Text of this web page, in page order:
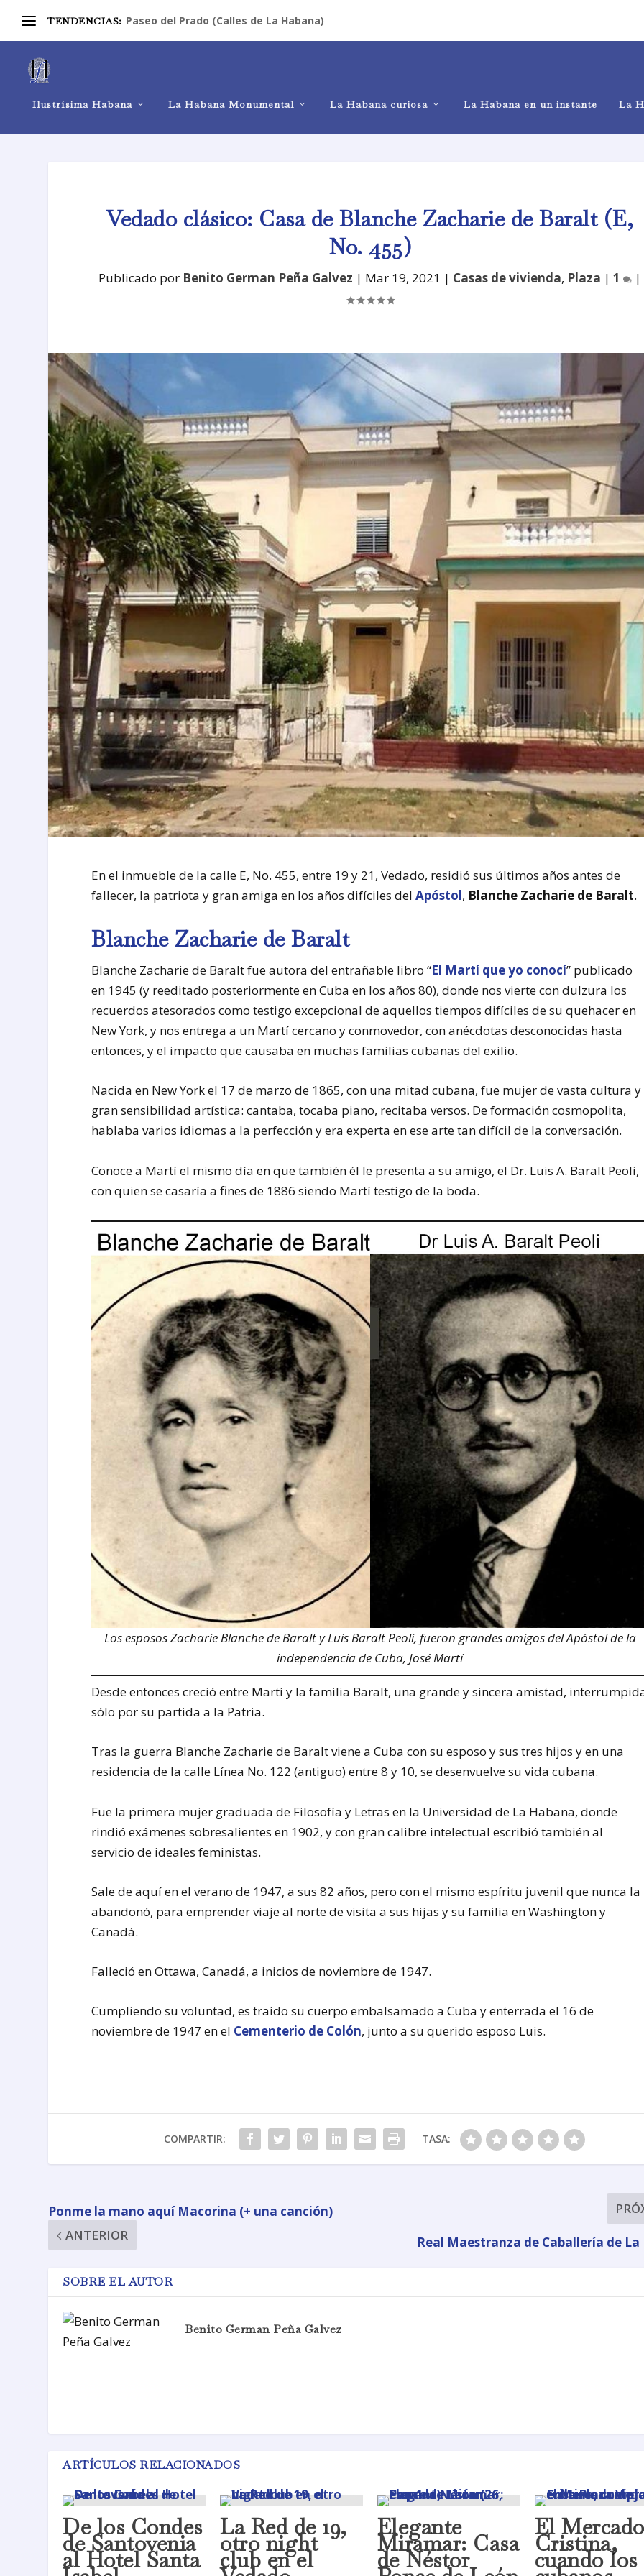
TENDENCIAS: Paseo del Prado (Calles de La Habana)
Ilustrísima Habana La Habana Monumental La Habana curiosa La Habana en un instante La
Vedado clásico: Casa de Blanche Zacharie de Baralt (E,
No. 455)
Publicado por Benito German Peña Galvez | Mar 19, 2021 | Casas de vivienda, Plaza |1 |
En el inmueble de la calle E, No. 455, entre 19 y 21, Vedado, residió sus últimos años antes de
fallecer, la patriota y gran amiga en los años difíciles delApóstol, Blanche Zacharie de Baralt.
Blanche Zacharie de Baralt
Blanche Zacharie de Baralt fue autora del entrañable libro “El Martí que yo conocí” publicado
en 1945 (y reeditado posteriormente en Cuba en los años 80), donde nos vierte con dulzura los
recuerdos atesorados como testigo excepcional de aquellos tiempos difíciles de su quehacer en
New York, y nos entrega a un Martí cercano y conmovedor, con anécdotas desconocidas hasta
entonces, y el impacto que causaba en muchas familias cubanas del exilio.
Nacida en New York el 17 de marzo de 1865, con una mitad cubana, fue mujer de vasta cultura y
gran sensibilidad artística: cantaba, tocaba piano, recitaba versos. De formación cosmopolita,
hablaba varios idiomas a la perfección y era experta en ese arte tan difícil de la conversación.
Conoce a Martí el mismo día en que también él le presenta a su amigo, el Dr. Luis A. Baralt Peoli,
con quien se casaría a fines de 1886 siendo Martí testigo de la boda.
Los esposos Zacharie Blanche de Baralt y Luis Baralt Peoli, fueron grandes amigos del Apóstol de la
independencia de Cuba, José Martí
Desde entonces creció entre Martí y la familia Baralt, una grande y sincera amistad,
sólo por su partida a la Patria.
Tras la guerra Blanche Zacharie de Baralt viene a Cuba con su esposo y sus tres hijos y en una
residencia de la calle Línea No. 122 (antiguo) entre 8 y 10, se desenvuelve su vida cubana.
Fue la primera mujer graduada de Filosofía y Letras en la Universidad de La Habana, donde
rindió exámenes sobresalientes en 1902, y con gran calibre intelectual escribió también al
servicio de ideales feministas.
Sale de aquí en el verano de 1947, a sus 82 años, pero con el mismo espíritu juvenil que nunca la
abandonó, para emprender viaje al norte de visita a sus hijas y su familia en Washington y
Canadá.
Falleció en Ottawa, Canadá, a inicios de noviembre de 1947.
Cumpliendo su voluntad, es traído su cuerpo embalsamado a Cuba y enterrada el 16 de
noviembre de 1947 en el Cementerio de Colón, junto a su querido esposo Luis.
COMPARTIR: TASA:
Ponme la mano aquí Macorina (+ una canción)
ANTERIOR
Real Maestranza de Caballería de
SOBRE EL AUTOR
Benito German Peña Galvez
ARTÍCULOS RELACIONADOS
De los Condes
de Santovenia
al Hotel Santa
La Red de 19,
otro night
club en el
Elegante
Miramar: Casa
de Néstor
El
Cristina,
cuando los